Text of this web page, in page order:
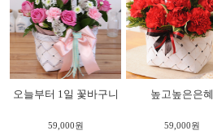
오늘부터 1일 꽃바구니
59,000원
높고높은은혜
59,000원